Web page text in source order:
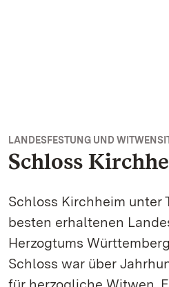
LANDESFESTUNG UND
Schloss
Schloss Kirchheim unter
besten erhaltenen
Herzogtums
Schloss war über